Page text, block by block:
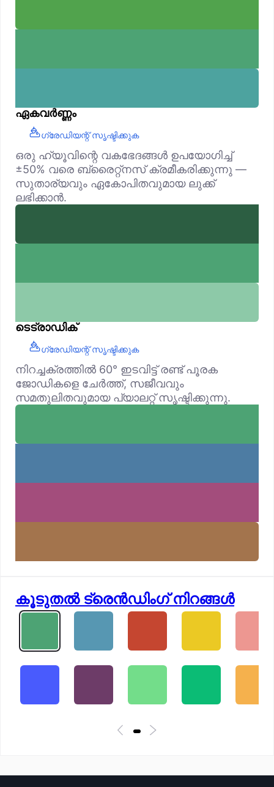
ഏകവർണ്ണം
ഗ്രേഡിയന്റ് സൃഷ്ടിക്കുക
ഒരു ഹ്യൂവിന്റെ വകഭേദങ്ങൾ ഉപയോഗിച്ച്
±50% വരെ ബ്രൈറ്റ്‌നസ് ക്രമീകരിക്കുന്നു —
സുതാര്യവും ഏകോപിതവുമായ ലുക്ക്
ലഭിക്കാൻ.
ടെട്രാഡിക്
ഗ്രേഡിയന്റ് സൃഷ്ടിക്കുക
നിറച്ചക്രത്തിൽ 60° ഇടവിട്ട് രണ്ട് പൂരക
ജോഡികളെ ചേർത്ത്, സജീവവും
സമതുലിതവുമായ പ്യാലറ്റ് സൃഷ്ടിക്കുന്നു.
കൂടുതൽ ട്രെൻഡിംഗ് നിറങ്ങൾ